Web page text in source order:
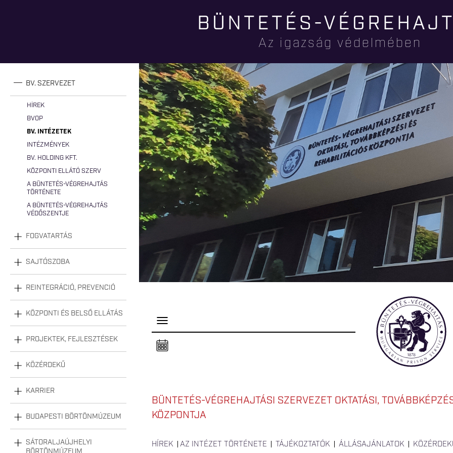
tartalomra
BÜNTETÉS-
Az igazság védelmében
BV. SZERVEZET
HÍREK
BVOP
BV. INTÉZETEK
INTÉZMÉNYEK
BV. HOLDING KFT.
KÖZPONTI ELLÁTÓ SZERV
A BÜNTETÉS-VÉGREHAJTÁS
TÖRTÉNETE
A BÜNTETÉS-VÉGREHAJTÁS
VÉDŐSZENTJE
FOGVATARTÁS
SAJTÓSZOBA
REINTEGRÁCIÓ, PREVENCIÓ
KÖZPONTI ÉS BELSŐ ELLÁTÁS
PROJEKTEK, FEJLESZTÉSEK
KÖZÉRDEKŰ
KARRIER
BUDAPESTI BÖRTÖNMÚZEUM
SÁTORALJAÚJHELYI
P
e
l
s
a
BÜNTETÉS-VÉGREHAJTÁSI SZERVEZET OKTATÁSI,
KÖZPONTJA
HÍREK AZ INTÉZET TÖRTÉNETE TÁJÉKOZTATÓK ÁLLÁSAJÁNLATOK